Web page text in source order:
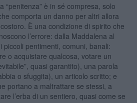
“penitenza” è in sé compresa, solo
comporta un danno per altri allora
È una condizione di spirito che
l’errore: dalla Maddalena al
piccoli pentimenti, comuni, banali:
o acquistare qualcosa, votare un
quasi garantito), una parola
o sfuggita), un articolo scritto; e
portano a maltrattare se stessi, a
l’erba di un sentiero, quasi come se